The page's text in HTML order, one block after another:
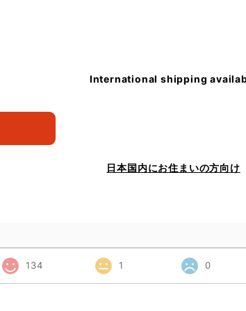
International shipping
日本国内にお住まいの方向け
134 1 0